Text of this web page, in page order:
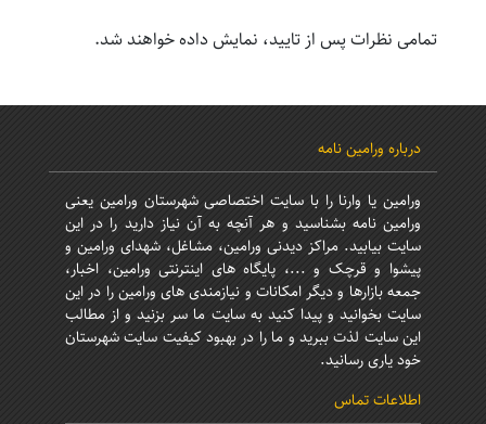
تمامی نظرات پس از تایید، نمایش داده خواهند شد.
درباره ورامین نامه
ورامین یا وارنا را با سایت اختصاصی شهرستان ورامین یعنی
ورامین نامه بشناسید و هر آنچه به آن نیاز دارید را در این
سایت بیابید. مراکز دیدنی ورامین، مشاغل، شهدای ورامین و
پیشوا و قرچک و ...، پایگاه های اینترنتی ورامین، اخبار،
جمعه بازارها و دیگر امکانات و نیازمندی های ورامین را در این
سایت بخوانید و پیدا کنید به سایت ما سر بزنید و از مطالب
این سایت لذت ببرید و ما را در بهبود کیفیت سایت شهرستان
خود یاری رسانید.
اطلاعات تماس